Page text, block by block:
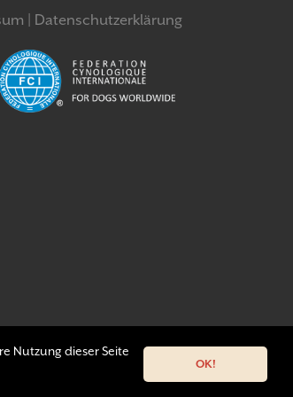
Nutzung dieser Seite
OK!
Datenschutzerklärung